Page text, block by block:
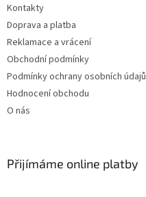
Kontakty
Doprava a platba
Reklamace a vrácení
Obchodní podmínky
Podmínky ochrany osobních údajů
Hodnocení obchodu
O nás
Přijímáme online platby